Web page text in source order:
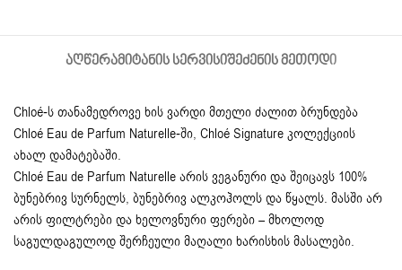
ᲐᲦᲬᲔᲠᲐᲛᲘᲢᲐᲜᲘᲡ ᲡᲔᲠᲕᲘᲡᲘᲨᲔᲫᲔᲜᲘᲡ ᲛᲔᲗᲝᲓᲘ
Chloé-ს თანამედროვე ხის ვარდი მთელი ძალით ბრუნდება
Chloé Eau de Parfum Naturelle-ში, Chloé Signature კოლექციის
ახალ დამატებაში.
Chloé Eau de Parfum Naturelle არის ვეგანური და შეიცავს 100%
ბუნებრივ სურნელს, ბუნებრივ ალკოჰოლს და წყალს. მასში არ
არის ფილტრები და ხელოვნური ფერები – მხოლოდ
საგულდაგულოდ შერჩეული მაღალი ხარისხის მასალები.